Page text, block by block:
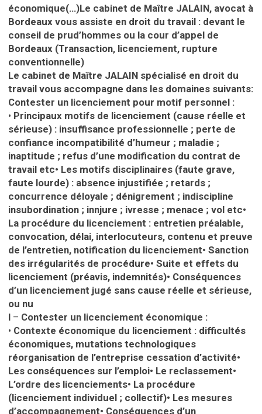
économique(…)Le cabinet de Maître JALAIN, avocat à
Bordeaux vous assiste en droit du travail : devant le
conseil de prud’hommes ou la cour d’appel de
Bordeaux (Transaction, licenciement, rupture
conventionnelle)
Le cabinet de Maître JALAIN spécialisé en droit du
travail vous accompagne dans les domaines suivants:
Contester un licenciement pour motif personnel :
• Principaux motifs de licenciement (cause réelle et
sérieuse) : insuffisance professionnelle ; perte de
confiance incompatibilité d’humeur ; maladie ;
inaptitude ; refus d’une modification du contrat de
travail etc• Les motifs disciplinaires (faute grave,
faute lourde) : absence injustifiée ; retards ;
concurrence déloyale ; dénigrement ; indiscipline
insubordination ; innjure ; ivresse ; menace ; vol etc•
La procédure du licenciement : entretien préalable,
convocation, délai, interlocuteurs, contenu et preuve
de l’entretien, notification du licenciement• Sanction
des irrégularités de procédure• Suite et effets du
licenciement (préavis, indemnités)• Conséquences
d’un licenciement jugé sans cause réelle et sérieuse,
ou nu
l – Contester un licenciement économique :
• Contexte économique du licenciement : difficultés
économiques, mutations technologiques
réorganisation de l’entreprise cessation d’activité•
Les conséquences sur l’emploi• Le reclassement•
L’ordre des licenciements• La procédure
(licenciement individuel ; collectif)• Les mesures
d’accompagnement• Conséquences d’un